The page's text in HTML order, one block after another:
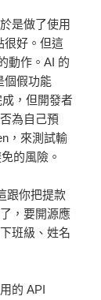
是做了使用
很好。但這
動作。AI 的
個假功能
成，但開發者
為自己預
，來測試輸
的風險。
跟你把提款
，要開源應
班級、姓名
的 API